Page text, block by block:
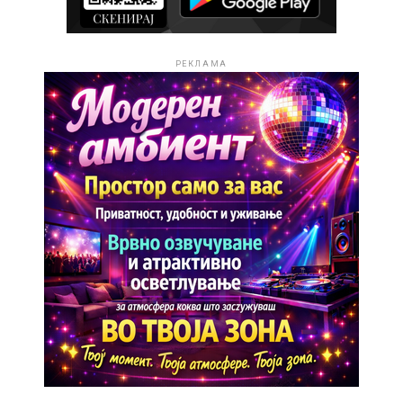
„Запејте сите ангели“ отпеана во ново руво од Спасе
Антевски со оваa изведба е доказ дека најдобрите
хитови не стареат – тие живеат со нас, се менуваат,
но никогаш не го губат својот дух.
РЕКЛАМА
Големиот пресврт доаѓа во 2024 година, кога
Стефанија учествува на „Македонско Талент Шоу“.
Иако имала само 14 години, успева да победи и како
награда ја добива својата прва авторска песна –
РЕКЛАМА